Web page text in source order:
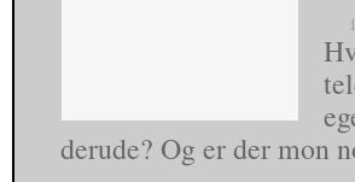
derude? Og er der mon